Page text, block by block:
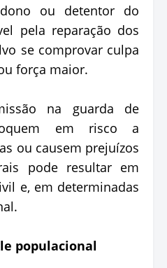
ou detentor do
pela reparação dos
se comprovar culpa
força maior.
na guarda de
em risco a
ou causem prejuízos
pode resultar em
e, em determinadas
populacional